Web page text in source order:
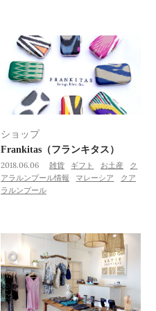
ショップ
Frankitas（フランキタス）
2018.06.06 雑貨 ギフト お土産
ク
アラルンプール情報
マレーシア
クア
ラルンプール